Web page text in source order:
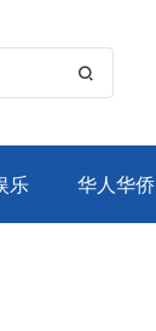

乐 华人华侨